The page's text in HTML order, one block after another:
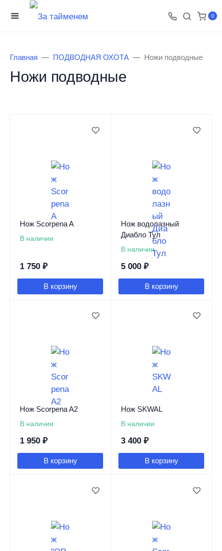
0
Главная ПОДВОДНАЯ ОХОТА Ножи подводные
Ножи подводные
Нож Scorpena A
В наличии
1 750 ₽
В корзину
Нож водолазный
Диабло Тул
В наличии
5 000 ₽
В корзину
Нож Scorpena A2
В наличии
1 950 ₽
В корзину
Нож SKWAL
В наличии
3 400 ₽
В корзину